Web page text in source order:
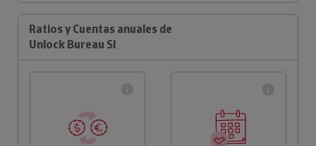
Ratios y Cuentas anuales de
Unlock Bureau Sl